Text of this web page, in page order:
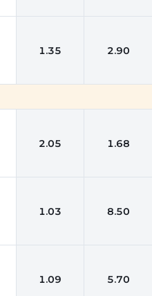
1.35 2.90
2.05 1.68
1.03 8.50
1.09 5.70